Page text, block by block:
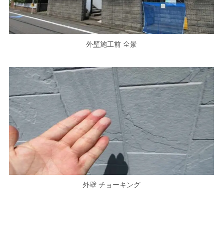
外壁施工前 全景
外壁 チョーキング